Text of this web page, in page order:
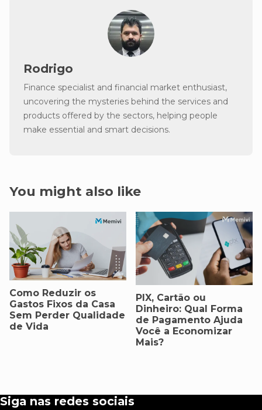
Rodrigo
Finance specialist and financial market enthusiast,
uncovering the mysteries behind the services and
products offered by the sectors, helping people
make essential and smart decisions.
You might also like
Como Reduzir os
Gastos Fixos da Casa
Sem Perder Qualidade
de Vida
PIX, Cartão ou
Dinheiro: Qual Forma
de Pagamento Ajuda
Você a Economizar
Mais?
Siga nas redes sociais